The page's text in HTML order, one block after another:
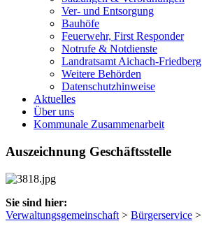
Ver- und Entsorgung
Bauhöfe
Feuerwehr, First Responder
Notrufe & Notdienste
Landratsamt Aichach-Friedberg
Weitere Behörden
Datenschutzhinweise
Aktuelles
Über uns
Kommunale Zusammenarbeit
Auszeichnung Geschäftsstelle
Sie sind hier:
Verwaltungsgemeinschaft > Bürgerservice >